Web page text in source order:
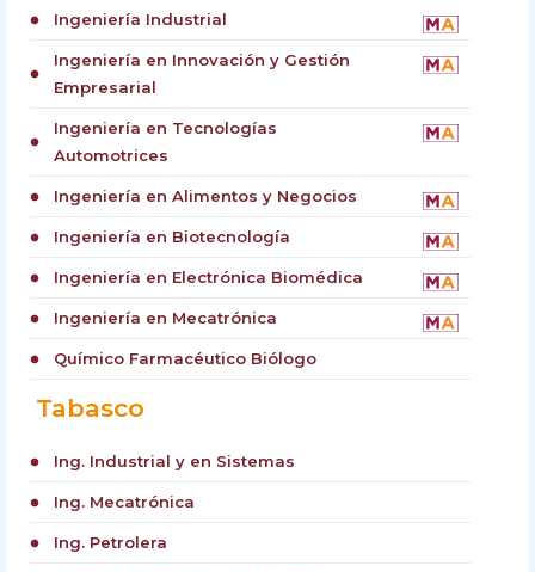
circle Ingeniería Industrial
circle
Ingeniería en Innovación y Gestión
Empresarial
circle
Ingeniería en Tecnologías
Automotrices
circle Ingeniería en Alimentos y Negocios
circle Ingeniería en Biotecnología
circle Ingeniería en Electrónica Biomédica
circle Ingeniería en Mecatrónica
circle Químico Farmacéutico Biólogo
Tabasco
circle Ing. Industrial y en Sistemas
circle Ing. Mecatrónica
circle Ing. Petrolera